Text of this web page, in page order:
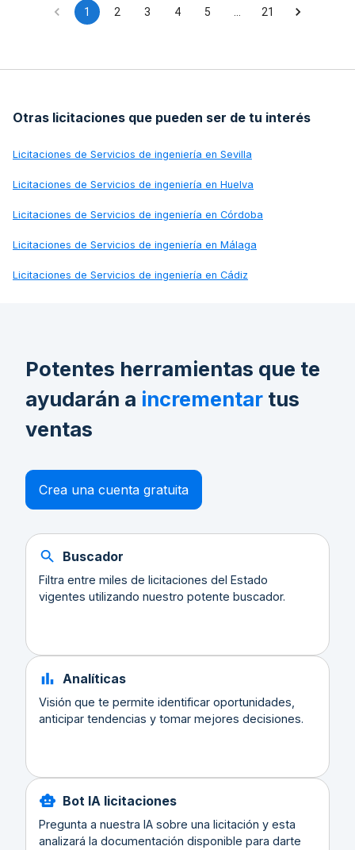
hidráulico.
1 2 3 4 5 21
Otras licitaciones que pueden ser de tu interés
Licitaciones de Servicios de ingeniería en Sevilla
Licitaciones de Servicios de ingeniería en Huelva
Licitaciones de Servicios de ingeniería en Córdoba
Licitaciones de Servicios de ingeniería en Málaga
Licitaciones de Servicios de ingeniería en Cádiz
Potentes herramientas que te
ayudarán a incrementar tus
ventas
Crea una cuenta gratuita
Buscador
Filtra entre miles de licitaciones del Estado
vigentes utilizando nuestro potente buscador.
Analíticas
Visión que te permite identificar oportunidades,
anticipar tendencias y tomar mejores decisiones.
Bot IA licitaciones
Pregunta a nuestra IA sobre una licitación y esta
analizará la documentación disponible para darte